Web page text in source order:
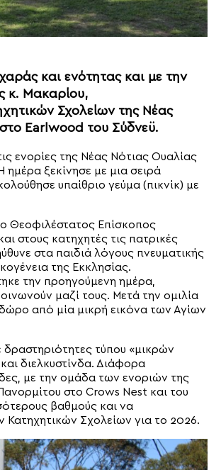
και ενότητας και με την
κ. Μακαρίου,
Σχολείων της Νέας
Earlwood του Σύδνεϋ.
ενορίες της Νέας Νότιας Ουαλίας
ημέρα ξεκίνησε με μια σειρά
υπαίθριο γεύμα (πικνίκ) με
Θεοφιλέστατος Επίσκοπος
στους κατηχητές τις πατρικές
στα παιδιά λόγους πνευματικής
της Εκκλησίας.
την προηγούμενη ημέρα,
μαζί τους. Μετά την ομιλία
από μία μικρή εικόνα των Αγίων
δραστηριότητες τύπου «μικρών
διελκυστίνδα. Διάφορα
με την ομάδα των ενοριών της
στο Crows Nest και του
βαθμούς και να
Κατηχητικών Σχολείων για το 2026.
Μεταμορφώσεως
Δρυοβούνου ο
Μητροπολίτης Κισάμου